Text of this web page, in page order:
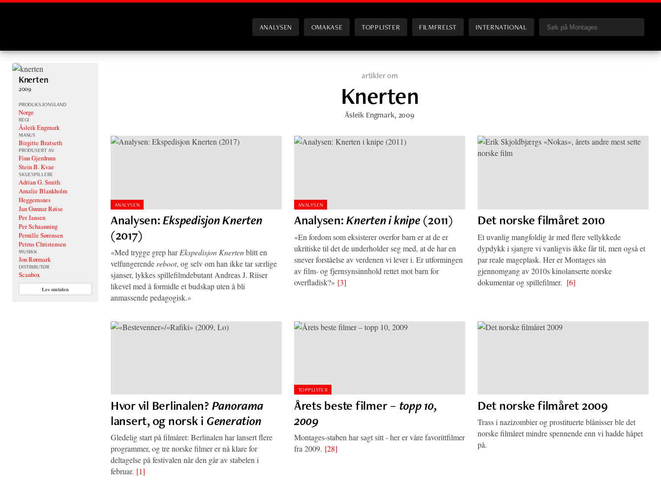
ANALYSEN OMAKASE TOPPLISTER FILMFRELST INTERNATIONAL
Knerten
2009
PRODUKSJONSLAND
Norge
REGI
Åsleik Engmark
MANUS
Birgitte Bratseth
PRODUSERT AV
Finn Gjerdrum
Stein B. Kvae
SKUESPILLERE
Adrian G. Smith
Amalie Blankholm
Heggemsnes
Jan Gunnar Røise
Per Jansen
Per Schaanning
Pernille Sørensen
Petrus Christensen
MUSIKK
Jon Rørmark
DISTRIBUTØR
Scanbox
Les omtalen
artikler om
Knerten
Åsleik Engmark, 2009
ANALYSEN
Analysen:Ekspedisjon Knerten
(2017)
«Med trygge grep harEkspedisjon Knertenblitt en
velfungerende reboot, og selv om han ikke tar særlige
sjanser, lykkes spillefilmdebutant Andreas J. Riiser
likevel med å formidle et budskap uten å bli
anmassende pedagogisk.»
ANALYSEN
Analysen:Knerten i knipe(2011)
«En fordom som eksisterer overfor barn er at de er
ukritiske til det de underholder seg med, at de har en
snever forståelse av verdenen vi lever i. Er utformingen
av film- og fjernsynsinnhold rettet mot barn for
overfladisk?» [3]
Det norske filmåret 2010
Et uvanlig mangfoldig år med flere vellykkede
dypdykk i sjangre vi vanligvis ikke får til, men også et
par reale mageplask. Her er Montages sin
gjennomgang av 2010s kinolanserte norske
dokumentar og spillefilmer. [6]
Hvor vil Berlinalen?Panorama
lansert, og norsk i Generation
Gledelig start på filmåret: Berlinalen har lansert flere
programmer, og tre norske filmer er nå klare for
deltagelse på festivalen når den går av stabelen i
februar. [1]
TOPPLISTER
Årets beste filmer – topp 10,
2009
Montages-staben har sagt sitt - her er våre favorittfilmer
fra 2009. [28]
Det norske filmåret 2009
Trass i nazizombier og prostituerte blånisser ble det
norske filmåret mindre spennende enn vi hadde håpet
på.